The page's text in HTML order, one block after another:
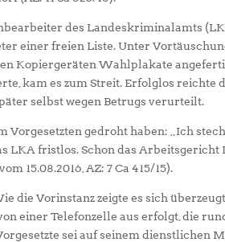
des Landeskriminalamts
einer freien Liste. Unter
Kopiergeräten Wahlplakate
kam es zum Streit. Erfolglos reichte
selbst wegen Betrugs verurteilt.
gedroht haben: „Ich
LKA fristlos. Schon das Arbeitsgericht
15.08.2016, AZ: 7 Ca 415/15).
die Vorinstanz zeigte es sich
einer Telefonzelle aus erfolgt, die
sei auf seinem dienstlichen